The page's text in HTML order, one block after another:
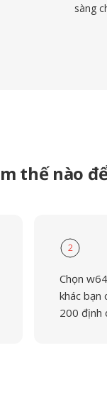
sàng
thế nào
2
Chọn
khác bạn
200 định